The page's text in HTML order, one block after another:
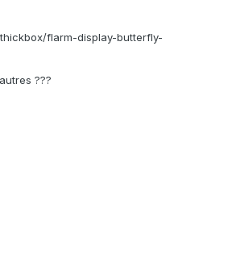
flarm-display-butterfly-
???